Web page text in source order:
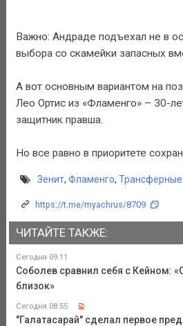
Важно: Андраде подъехал не в
выбора со скамейки запасных
А вот основным вариантом на
Лео Ортис из «Фламенго» – 30-
защитник правша.
Но все равно в приоритете
Зенит, Фламенго, Трансферные
https://t.me/myachrus/8709
ЧИТАЙТЕ ТАКЖЕ:
Сегодня 09:11
Соболев сравнил себя с Кейном:
близок»
Сегодня 08:55
"Галатасарай" сделал первое